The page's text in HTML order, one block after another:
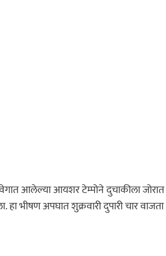
आलेल्या आयशर टेम्पोने दुचाकीला जोरात
भीषण अपघात शुक्रवारी दुपारी चार वाजता